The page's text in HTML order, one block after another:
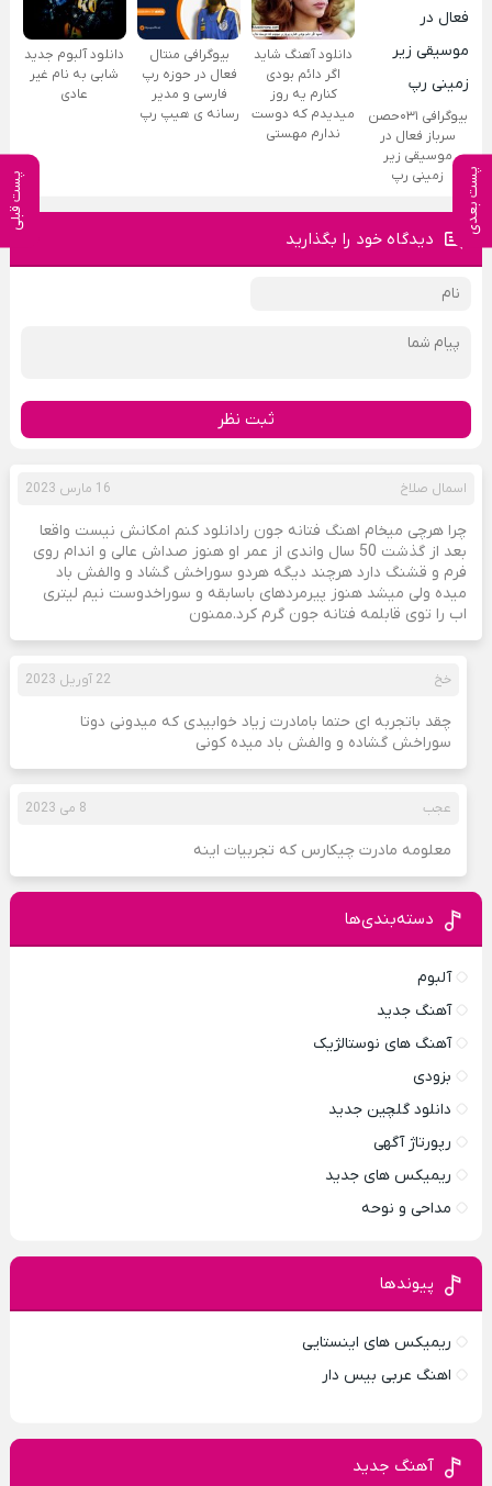
پست بعدی پست قبلی
بیوگرافی ۰۳۱حصن
سرباز فعال در
موسیقی زیر
زمینی رپ
دانلود آهنگ شاید
اگر دائم بودی
کنارم یه روز
میدیدم که دوست
ندارم مهستی
بیوگرافی منتال
فعال در حوزه رپ
فارسی و مدیر
رسانه ی هیپ رپ
دانلود آلبوم جدید
شابی به نام غیر
عادی
دیدگاه خود را بگذارید
ثبت نظر
اسمال صلاخ 16 مارس 2023
چرا هرچی میخام اهنگ فتانه جون رادانلود کنم امکانش نیست واقعا
بعد از گذشت 50 سال واندی از عمر او هنوز صداش عالی و اندام روی
فرم و قشنگ دارد هرچند دیگه هردو سوراخش گشاد و والفش باد
میده ولی میشد هنوز پیرمردهای باسابقه و سوراخدوست نیم لیتری
اب را توی قابلمه فتانه جون گرم کرد.ممنون
خخ 22 آوریل 2023
چقد باتجربه ای حتما بامادرت زیاد خوابیدی که میدونی دوتا
سوراخش گشاده و والفش باد میده کونی
عجب 8 می 2023
معلومه مادرت چیکارس که تجربیات اینه
دسته‌بندی‌ها
آلبوم
آهنگ جدید
آهنگ های نوستالژیک
بزودی
دانلود گلچین جدید
رپورتاژ آگهی
ریمیکس های جدید
مداحی و نوحه
پیوندها
ریمیکس های اینستایی
اهنگ عربی بیس دار
آهنگ جدید